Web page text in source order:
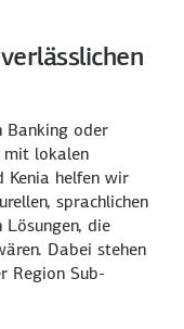
Banking oder
mit lokalen
Kenia helfen wir
sprachlichen
die
Dabei stehen
Region Sub-